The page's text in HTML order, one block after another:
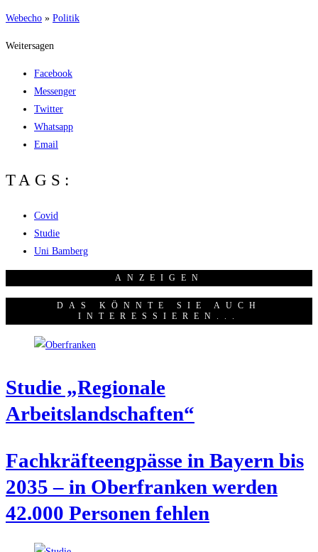
Web­echo » Poli­tik
Weitersagen
Facebook
Messenger
Twitter
Whatsapp
Email
TAGS:
Covid
Studie
Uni Bamberg
ANZEI­GEN
DAS KÖNNTE SIE AUCH
INTERESSIEREN...
Stu­die „Regio­na­le
Arbeitslandschaften“
Fach­kräf­te­eng­päs­se in Bay­ern bis
2035 – in Ober­fran­ken wer­den
42.000 Per­so­nen fehlen